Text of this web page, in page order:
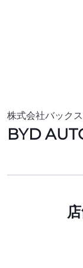
株式会社バック
BYD